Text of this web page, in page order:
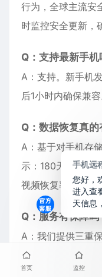
行为，全球主流安
时监控安全更新，
Q：支持最新手机
A：支持。新手机
后1小时内确保兼容
Q：数据恢复真的
A：基于对手机存
示：180天内删除
视频恢复率超过
Q：服务有保障吗
A：我们提供三重
专属应急支持；
用户，口碑保证。
首页 监控
手机远
您好，
进入查
天信息